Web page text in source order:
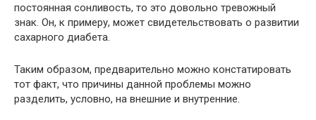
постоянная сонливость, то это довольно тревожный
знак. Он, к примеру, может свидетельствовать о развитии
сахарного диабета.
Таким образом, предварительно можно констатировать
тот факт, что причины данной проблемы можно
разделить, условно, на внешние и внутренние.